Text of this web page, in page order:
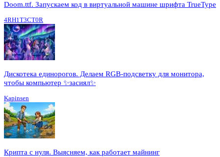
Doom.ttf. Запускаем код в виртуальной машине шрифта TrueType
4RH1T3CT0R
Дискотека единорогов. Делаем RGB-подсветку для монитора,
чтобы компьютер ✨засиял✨
Kapinsen
Крипта с нуля. Выясняем, как работает майнинг